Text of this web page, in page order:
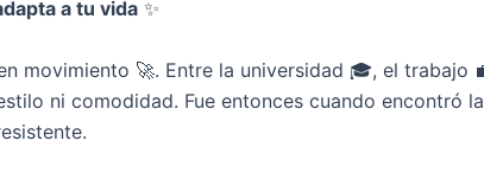
a tu vida ✨
movimiento 🚀. Entre la universidad 🎓, el
ni comodidad. Fue entonces cuando encontró la